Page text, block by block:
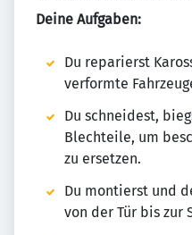
Deine Aufgaben:
Du reparierst
verformte
Du schneidest,
Blechteile, um
zu ersetzen.
Du montierst und
von der Tür bis zur